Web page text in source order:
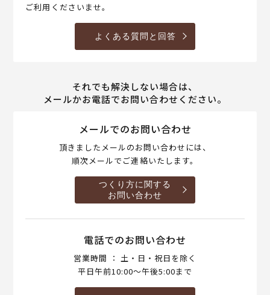
ご利用くださいませ。
よくある質問と回答
それでも解決しない場合は、
メールかお電話でお問い合わせください。
メールでのお問い合わせ
頂きましたメールのお問い合わせには、
順次メールでご連絡いたします。
つくり方に関する
お問い合わせ
電話でのお問い合わせ
営業時間 ： 土・日・祝日を除く
平日午前10:00～午後5:00まで